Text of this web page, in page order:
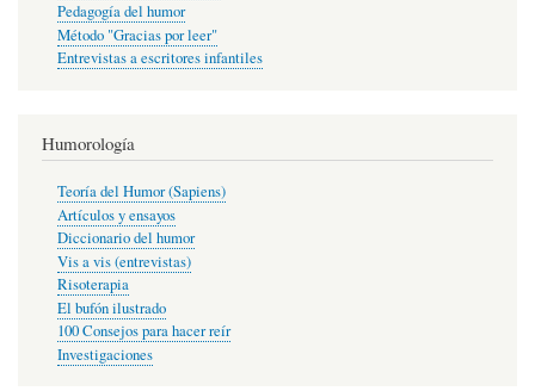
Pedagogía del humor
Método "Gracias por leer"
Entrevistas a escritores infantiles
Humorología
Teoría del Humor (Sapiens)
Artículos y ensayos
Diccionario del humor
Vis a vis (entrevistas)
Risoterapia
El bufón ilustrado
100 Consejos para hacer reír
Investigaciones